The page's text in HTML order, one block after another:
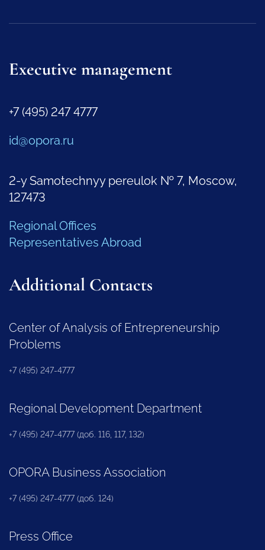
Executive management
+7 (495) 247 4777
id@opora.ru
2-y Samotechnyy pereulok № 7, Moscow,
127473
Regional Offices
Representatives Abroad
Additional Contacts
Center of Analysis of Entrepreneurship
Problems
+7 (495) 247-4777
Regional Development Department
+7 (495) 247-4777 (доб. 116, 117, 132)
OPORA Business Association
+7 (495) 247-4777 (доб. 124)
Press Office